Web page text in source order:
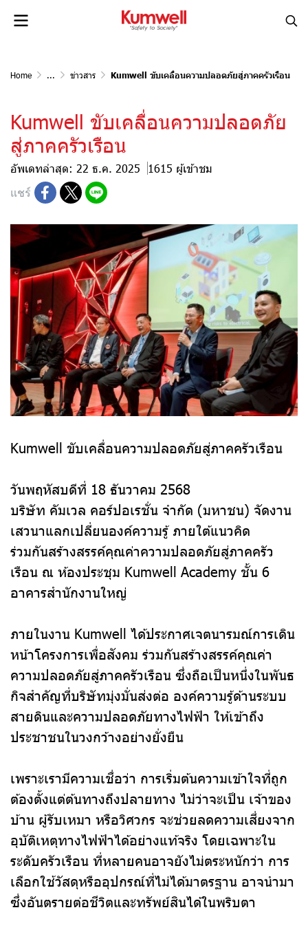
Home ... ข่าวสาร Kumwell ขับเคลื่อนความปลอดภัยสู่ภาคครัวเรือน
Kumwell ขับเคลื่อนความปลอดภัย
สู่ภาคครัวเรือน
อัพเดทล่าสุด: 22 ธ.ค. 2025 1615 ผู้เข้าชม
แชร์
Kumwell ขับเคลื่อนความปลอดภัยสู่ภาคครัวเรือน
วันพฤหัสบดีที่ 18 ธันวาคม 2568
บริษัท คัมเวล คอร์ปอเรชั่น จำกัด (มหาชน) จัดงาน
เสวนาแลกเปลี่ยนองค์ความรู้ ภายใต้แนวคิด
ร่วมกันสร้างสรรค์คุณค่าความปลอดภัยสู่ภาคครัว
เรือน ณ ห้องประชุม Kumwell Academy ชั้น 6
อาคารสำนักงานใหญ่
ภายในงาน Kumwell ได้ประกาศเจตนารมณ์การเดิน
หน้าโครงการเพื่อสังคม ร่วมกันสร้างสรรค์คุณค่า
ความปลอดภัยสู่ภาคครัวเรือน ซึ่งถือเป็นหนึ่งในพันธ
กิจสำคัญที่บริษัทมุ่งมั่นส่งต่อ องค์ความรู้ด้านระบบ
สายดินและความปลอดภัยทางไฟฟ้า ให้เข้าถึง
ประชาชนในวงกว้างอย่างยั่งยืน
เพราะเรามีความเชื่อว่า การเริ่มต้นความเข้าใจที่ถูก
ต้องตั้งแต่ต้นทางถึงปลายทาง ไม่ว่าจะเป็น เจ้าของ
บ้าน ผู้รับเหมา หรือวิศวกร จะช่วยลดความเสี่ยงจาก
อุบัติเหตุทางไฟฟ้าได้อย่างแท้จริง โดยเฉพาะใน
ระดับครัวเรือน ที่หลายคนอาจยังไม่ตระหนักว่า การ
เลือกใช้วัสดุหรืออุปกรณ์ที่ไม่ได้มาตรฐาน อาจนำมา
ซึ่งอันตรายต่อชีวิตและทรัพย์สินได้ในพริบตา